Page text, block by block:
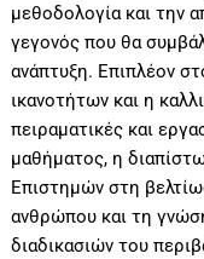
μεθοδολογία και την
γεγονός που θα
ανάπτυξη. Επιπλέον
ικανοτήτων και η
πειραματικές και
μαθήματος, η
Επιστημών στη
ανθρώπου και τη
διαδικασιών του